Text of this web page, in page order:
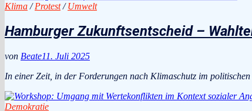
Klima /Protest/Umwelt
Hamburger Zukunftsentscheid –
von Beate11. Juli 2025
In einer Zeit, in der Forderungen nach Klimaschutz im
Demokratie